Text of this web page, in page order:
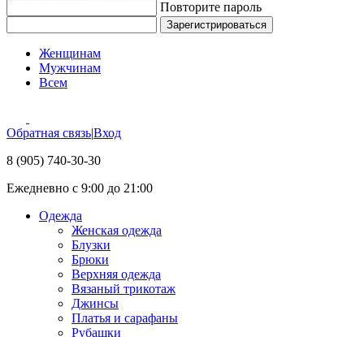
Повторите пароль
Зарегистрироваться
Женщинам
Мужчинам
Всем
Обратная связь|Вход
8 (905) 740-30-30
Ежедневно с 9:00 до 21:00
Одежда
Женская одежда
Блузки
Брюки
Верхняя одежда
Вязаный трикотаж
Джинсы
Платья и сарафаны
Рубашки